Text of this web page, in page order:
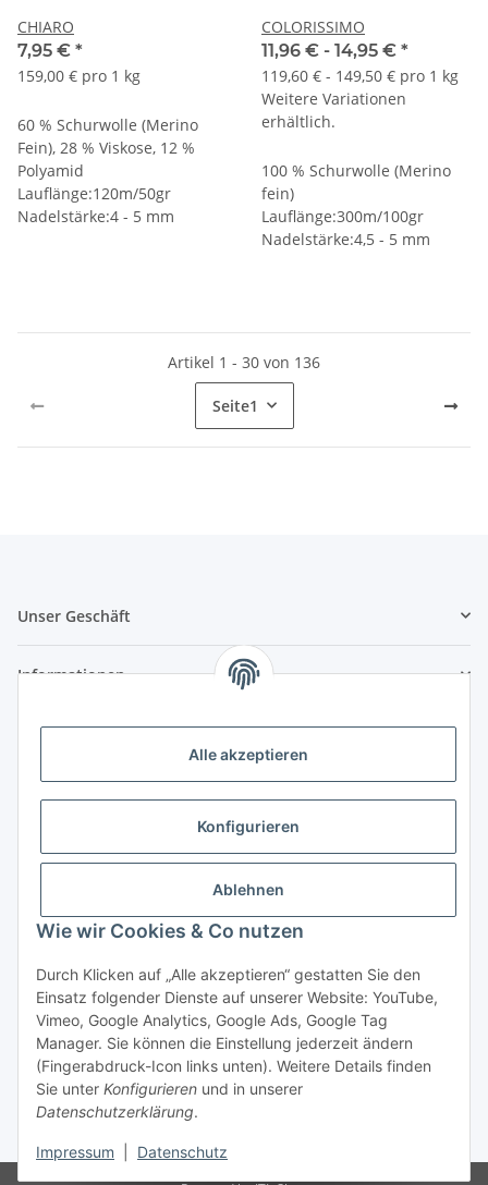
Alle akzeptieren
Konfigurieren
Ablehnen
Wie wir Cookies & Co nutzen
Durch Klicken auf „Alle akzeptieren“ gestatten Sie den
Einsatz folgender Dienste auf unserer Website: YouTube,
Vimeo, Google Analytics, Google Ads, Google Tag
Manager. Sie können die Einstellung jederzeit ändern
(Fingerabdruck-Icon links unten). Weitere Details finden
Sie unter Konfigurieren und in unserer
Datenschutzerklärung.
Impressum Datenschutz
CHIARO
7,95 € *
159,00 € pro 1 kg
60 % Schurwolle (Merino
Fein), 28 % Viskose, 12 %
Polyamid
Lauflänge:120m/50gr
Nadelstärke:4 - 5 mm
COLORISSIMO
11,96 € - 14,95 € *
119,60 € - 149,50 € pro 1 kg
Weitere Variationen
erhältlich.
100 % Schurwolle (Merino
fein)
Lauflänge:300m/100gr
Nadelstärke:4,5 - 5 mm
Artikel 1 - 30 von 136
Seite1
Unser Geschäft
Informationen
Zahlungsmöglichkeiten
Vorkasse (per Bank-Überweisung)
PayPal
Kreditkarte
Banklastschrift
Rechnungskauf
Gesetzliche Informationen
Vertrag widerrufen